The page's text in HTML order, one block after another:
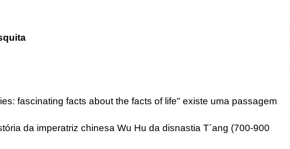
fascinating facts about the facts of life" existe uma passagem
da imperatriz chinesa Wu Hu da disnastia T´ang (700-900